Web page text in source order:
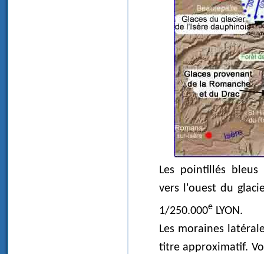
Les pointillés bleus
vers l'ouest du
1/250.000eLYON.
Les moraines
titre approximatif.